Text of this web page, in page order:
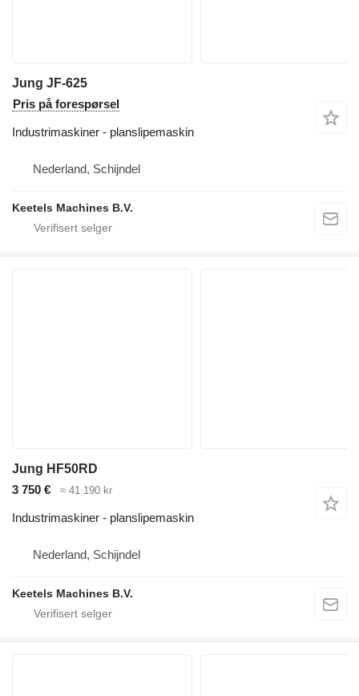
Jung JF-625
Pris på forespørsel
Industrimaskiner - planslipemaskin
Nederland, Schijndel
Keetels Machines B.V.
Jung HF50RD
3 750 €
≈ 41 190 kr
Industrimaskiner - planslipemaskin
Nederland, Schijndel
Keetels Machines B.V.